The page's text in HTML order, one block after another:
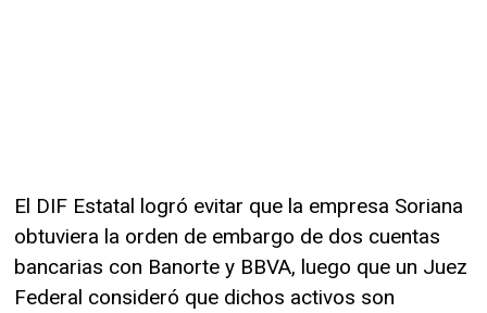
El DIF Estatal logró evitar que la empresa Soriana
obtuviera la orden de embargo de dos cuentas
bancarias con Banorte y BBVA, luego que un Juez
Federal consideró que dichos activos son